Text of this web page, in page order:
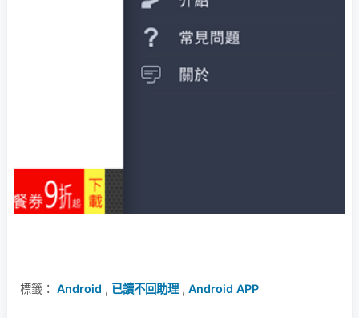
標籤： Android , 已讀不回助理 , Android APP